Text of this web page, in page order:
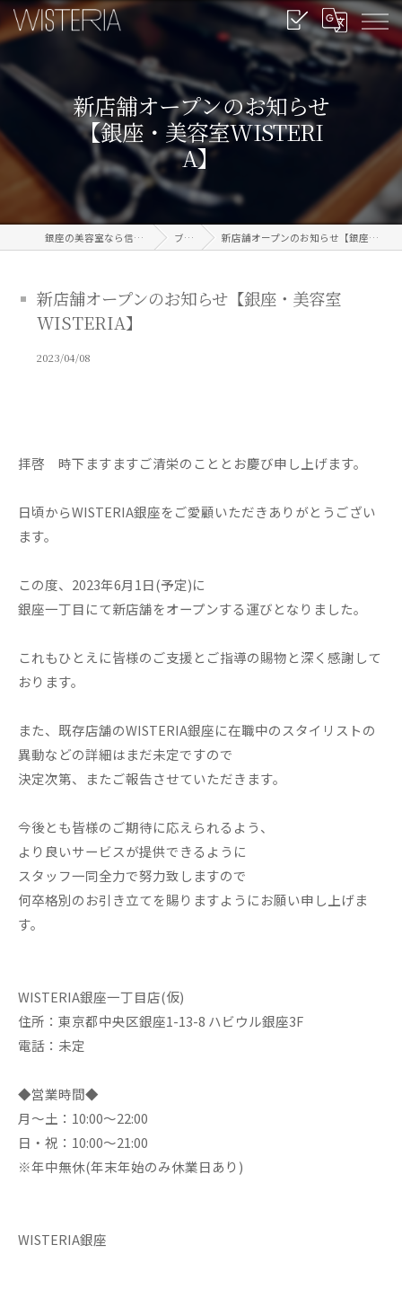
新店舗オープンのお知らせ
【銀座・美容室WISTERI
A】
銀座の美容室なら信頼のWISTERIA ブログ 新店舗オープンのお知らせ【銀座・美容室WISTERIA】
新店舗オープンのお知らせ【銀座・美容室
WISTERIA】
2023/04/08
拝啓 時下ますますご清栄のこととお慶び申し上げます。
日頃からWISTERIA銀座をご愛顧いただきありがとうござい
ます。
この度、2023年6月1日(予定)に
銀座一丁目にて新店舗をオープンする運びとなりました。
これもひとえに皆様のご支援とご指導の賜物と深く感謝して
おります。
また、既存店舗のWISTERIA銀座に在職中のスタイリストの
異動などの詳細はまだ未定ですので
決定次第、またご報告させていただきます。
今後とも皆様のご期待に応えられるよう、
より良いサービスが提供できるように
スタッフ一同全力で努力致しますので
何卒格別のお引き立てを賜りますようにお願い申し上げま
す。
WISTERIA銀座一丁目店(仮)
住所：東京都中央区銀座1-13-8 ハビウル銀座3F
電話：未定
◆営業時間◆
月～土：10:00～22:00
日・祝：10:00～21:00
※年中無休(年末年始のみ休業日あり)
WISTERIA銀座